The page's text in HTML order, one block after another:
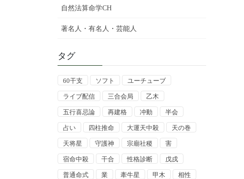
自然法算命学CH
著名人・有名人・芸能人
タグ
60干支 ソフト ユーチューブ
ライブ配信 三合会局 乙木
五行喜忌論 再建格 冲動 半会
占い 四柱推命 大運天中殺 天の巻
天将星 守護神 宗廟社稷 害
宿命中殺 干合 性格診断 戊戌
普通命式 業 牽牛星 甲木 相性